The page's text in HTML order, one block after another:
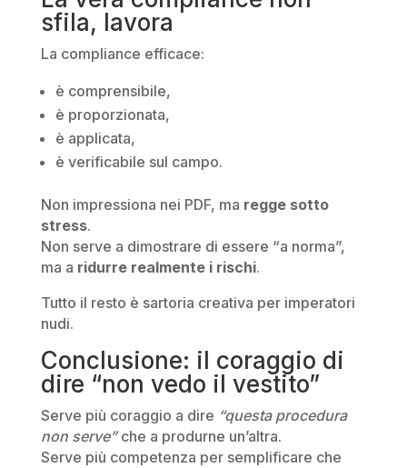
sfila, lavora
La compliance efficace:
è comprensibile,
è proporzionata,
è applicata,
è verificabile sul campo.
Non impressiona nei PDF, ma regge sotto
stress.
Non serve a dimostrare di essere “a norma”,
ma a ridurre realmente i rischi.
Tutto il resto è sartoria creativa per imperatori
nudi.
Conclusione: il coraggio di
dire “non vedo il vestito”
Serve più coraggio a dire “questa procedura
non serve”che a produrne un’altra.
Serve più competenza per semplificare che